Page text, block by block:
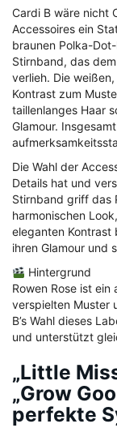
Cardi B wäre nicht
Accessoires ein
braunen Polka-
Stirnband, das
verlieh. Die
Kontrast zum
taillenlanges Haar
Glamour.
Die Wahl der
Details hat und
Stirnband griff das
harmonischen
eleganten Kontrast
ihren Glamour und
Hintergrund
Rowen Rose ist
verspielten Muster
B’s Wahl dieses
und unterstützt
„Little
„Grow
perfekte